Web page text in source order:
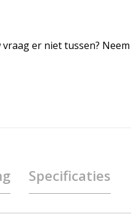
er niet tussen?
Specificaties